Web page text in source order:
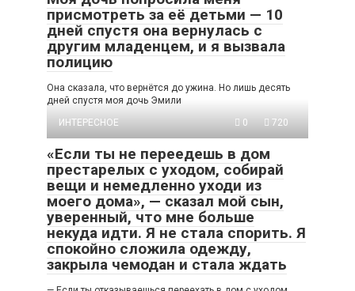
присмотреть за её детьми — 10
дней спустя она вернулась с
другим младенцем, и я вызвала
полицию
Она сказала, что вернётся до ужина. Но лишь десять
дней спустя моя дочь Эмили
ИНТЕРЕСНОЕ
0 720
«Если ты не переедешь в дом
престарелых с уходом, собирай
вещи и немедленно уходи из
моего дома», — сказал мой сын,
уверенный, что мне больше
некуда идти. Я не стала спорить. Я
спокойно сложила одежду,
закрыла чемодан и стала ждать